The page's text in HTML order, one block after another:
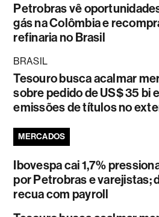
Petrobras vê
gás na Colômbia e
refinaria no Brasil
BRASIL
Tesouro busca acalmar
sobre pedido de US$ 35 bi
emissões de títulos no
MERCADOS
Ibovespa cai 1,7%
por Petrobras e varejistas;
recua com payroll